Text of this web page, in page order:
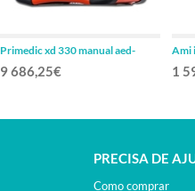
Primedic xd 330 manual aed-
9 686,25€
Ami
1
PRECISA DE
Como comprar